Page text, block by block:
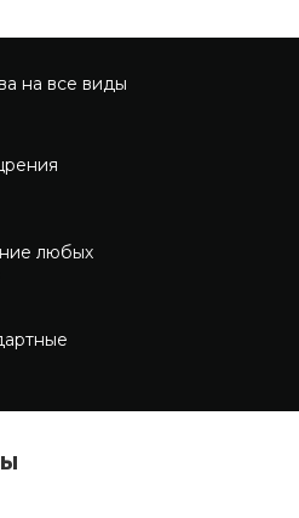
на все виды
любых